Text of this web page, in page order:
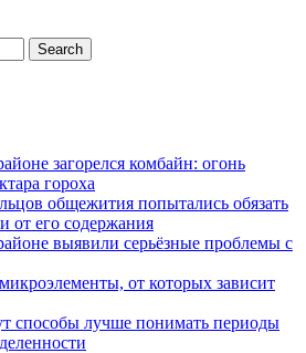
загорелся комбайн: огонь
гороха
общежития попытались обязать
от его содержания
выявили серьёзные проблемы с
от которых зависит
способы лучше понимать периоды